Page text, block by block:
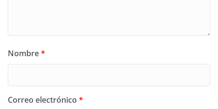
Nombre*
Correo electrónico *